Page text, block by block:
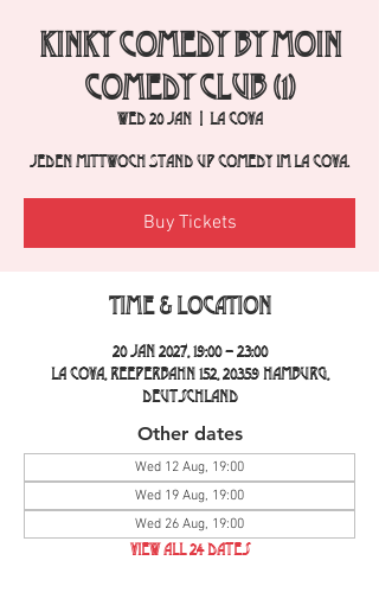
Kinky Comedy by Moin
Comedy Club (1)
Wed 20 Jan
  |
La Cova
Jeden Mittwoch Stand Up Comedy im La Cova.
Buy Tickets
Time & Location
20 Jan 2027, 19:00 – 23:00
La Cova, Reeperbahn 152, 20359 Hamburg,
Deutschland
Other dates
Wed 12 Aug, 19:00
Wed 19 Aug, 19:00
Wed 26 Aug, 19:00
View all 24 dates